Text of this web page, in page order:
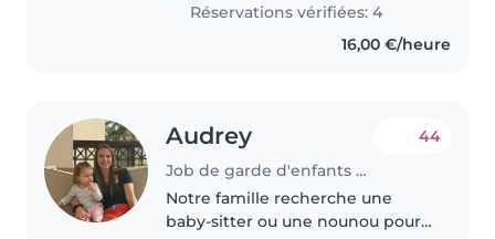
Réservations vérifiées: 4
16,00 €/heure
Audrey
Job de garde d'enfants à Luxembourg
44
Notre famille recherche une
baby-sitter ou une nounou pour